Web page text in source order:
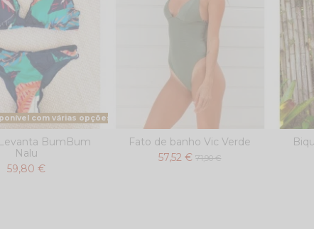
com várias opções
BumBum
Nalu
59,80 €
Fato de banho Vic Verde
57,52 €71,90 €